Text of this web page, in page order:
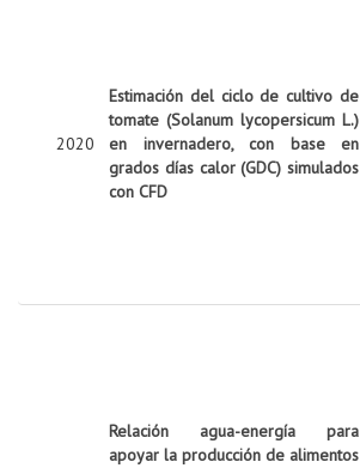
2020
Estimación del ciclo de cultivo de
tomate (Solanum lycopersicum L.)
en invernadero, con base en
grados días calor (GDC) simulados
con CFD
Relación agua-energía para
apoyar la producción de alimentos